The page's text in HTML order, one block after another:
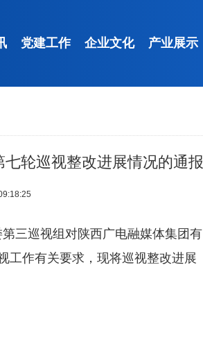
党建工作 企业文化 产业展示
轮巡视整改进展情况的通报
三巡视组对陕西广电融媒体集团有
工作有关要求，现将巡视整改进展